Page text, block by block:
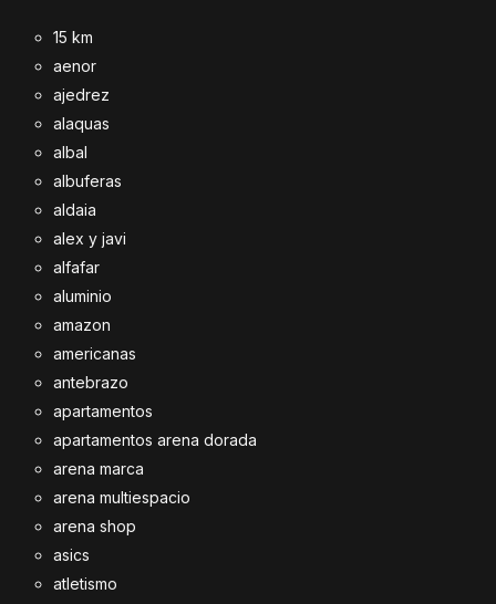
15 km
aenor
ajedrez
alaquas
albal
albuferas
aldaia
alex y javi
alfafar
aluminio
amazon
americanas
antebrazo
apartamentos
apartamentos arena dorada
arena marca
arena multiespacio
arena shop
asics
atletismo